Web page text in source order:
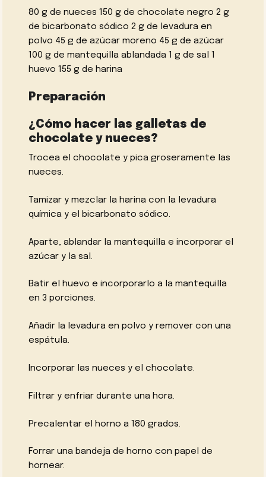
80 g de nueces 150 g de chocolate negro 2 g
de bicarbonato sódico 2 g de levadura en
polvo 45 g de azúcar moreno 45 g de azúcar
100 g de mantequilla ablandada 1 g de sal 1
huevo 155 g de harina
Preparación
¿Cómo hacer las galletas de
chocolate y nueces?
Trocea el chocolate y pica groseramente las
nueces.
Tamizar y mezclar la harina con la levadura
química y el bicarbonato sódico.
Aparte, ablandar la mantequilla e incorporar el
azúcar y la sal.
Batir el huevo e incorporarlo a la mantequilla
en 3 porciones.
Añadir la levadura en polvo y remover con una
espátula.
Incorporar las nueces y el chocolate.
Filtrar y enfriar durante una hora.
Precalentar el horno a 180 grados.
Forrar una bandeja de horno con papel de
hornear.